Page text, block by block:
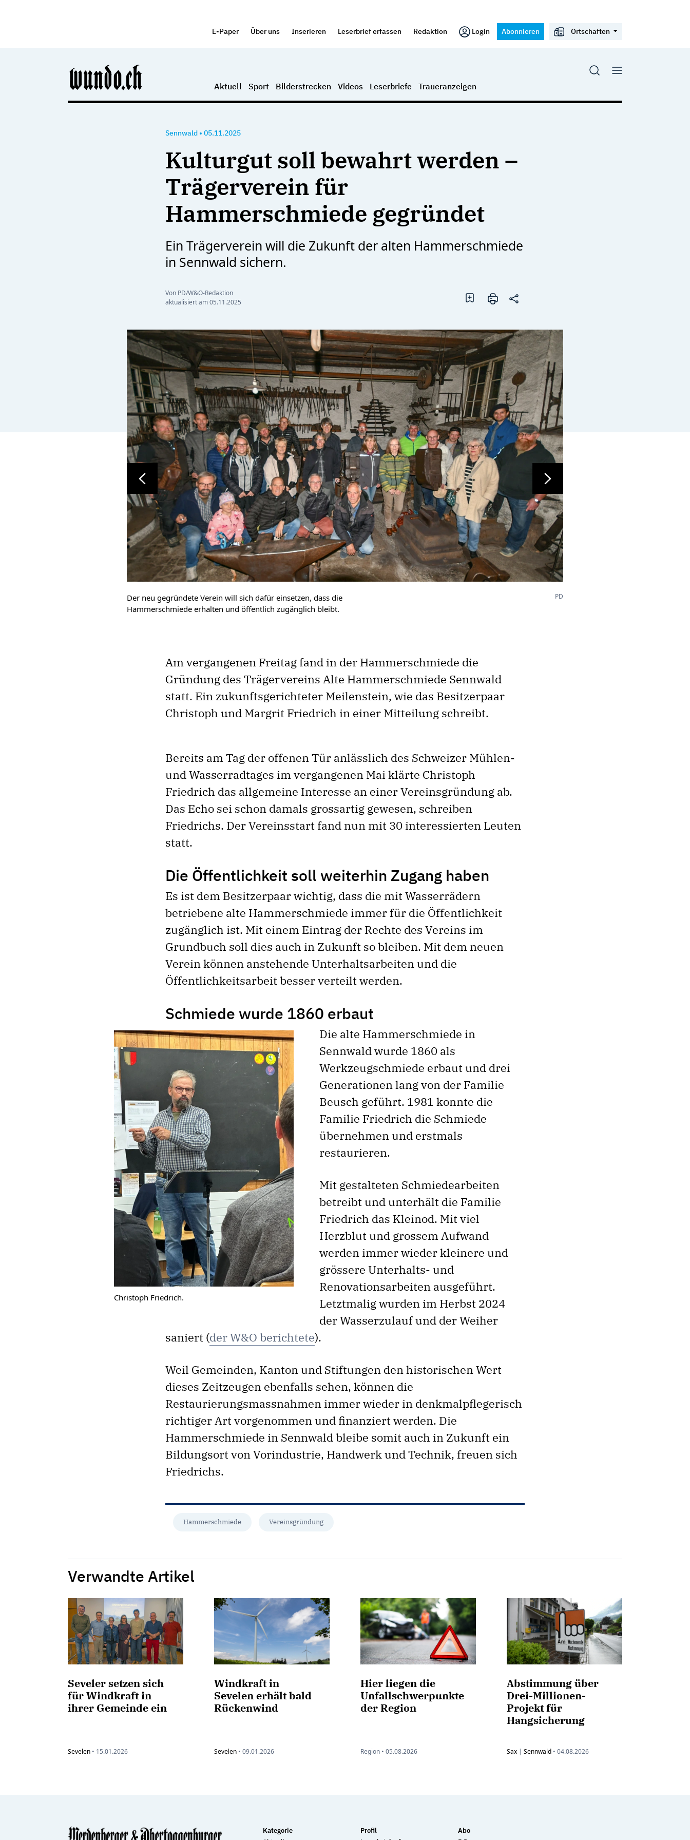
E-Paper Über uns Inserieren Leserbrief erfassen Redaktion Login Abonnieren Ortschaften
Aktuell Sport Bilderstrecken Videos Leserbriefe Traueranzeigen
Sennwald • 05.11.2025
Kulturgut soll bewahrt werden –
Trägerverein für
Hammerschmiede gegründet
Ein Trägerverein will die Zukunft der alten Hammerschmiede
in Sennwald sichern.
Von PD/W&O-Redaktion
aktualisiert am05.11.2025
Der neu gegründete Verein will sich dafür einsetzen, dass die
Hammerschmiede erhalten und öffentlich zugänglich bleibt.
PD
Zurück Weiter
Am vergangenen Freitag fand in der Hammerschmiede die
Gründung des Trägervereins Alte Hammerschmiede Sennwald
statt. Ein zukunftsgerichteter Meilenstein, wie das Besitzerpaar
Christoph und Margrit Friedrich in einer Mitteilung schreibt.
Bereits am Tag der offenen Tür anlässlich des Schweizer Mühlen-
und Wasserradtages im vergangenen Mai klärte Christoph
Friedrich das allgemeine Interesse an einer Vereinsgründung ab.
Das Echo sei schon damals grossartig gewesen, schreiben
Friedrichs. Der Vereinsstart fand nun mit 30 interessierten Leuten
statt.
Die Öffentlichkeit soll weiterhin Zugang haben
Es ist dem Besitzerpaar wichtig, dass die mit Wasserrädern
betriebene alte Hammerschmiede immer für die Öffentlichkeit
zugänglich ist. Mit einem Eintrag der Rechte des Vereins im
Grundbuch soll dies auch in Zukunft so bleiben. Mit dem neuen
Verein können anstehende Unterhaltsarbeiten und die
Öffentlichkeitsarbeit besser verteilt werden.
Schmiede wurde 1860 erbaut
Christoph Friedrich.
Die alte Hammerschmiede in
Sennwald wurde 1860 als
Werkzeugschmiede erbaut und drei
Generationen lang von der Familie
Beusch geführt. 1981 konnte die
Familie Friedrich die Schmiede
übernehmen und erstmals
restaurieren.
Mit gestalteten Schmiedearbeiten
betreibt und unterhält die Familie
Friedrich das Kleinod. Mit viel
Herzblut und grossem Aufwand
werden immer wieder kleinere und
grössere Unterhalts- und
Renovationsarbeiten ausgeführt.
Letztmalig wurden im Herbst 2024
der Wasserzulauf und der Weiher
saniert (der W&O berichtete).
Weil Gemeinden, Kanton und Stiftungen den historischen Wert
dieses Zeitzeugen ebenfalls sehen, können die
Restaurierungsmassnahmen immer wieder in denkmalpflegerisch
richtiger Art vorgenommen und finanziert werden. Die
Hammerschmiede in Sennwald bleibe somit auch in Zukunft ein
Bildungsort von Vorindustrie, Handwerk und Technik, freuen sich
Friedrichs.
Hammerschmiede Vereinsgründung
Verwandte Artikel
Seveler setzen sich
für Windkraft in
ihrer Gemeinde ein
Sevelen • 15.01.2026
Windkraft in
Sevelen erhält bald
Rückenwind
Sevelen • 09.01.2026
Hier liegen die
Unfallschwerpunkte
der Region
Region • 05.08.2026
Abstimmung über
Drei-Millionen-
Projekt für
Hangsicherung
Sax | Sennwald • 04.08.2026
Kategorie Profil Abo